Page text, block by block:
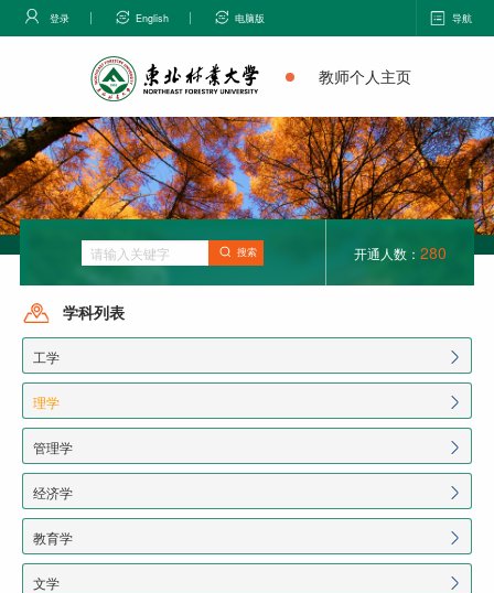
登录 English 电脑版 导航
教师个人主页
搜索 开通人数： 280
学科列表
工学
理学
管理学
经济学
教育学
文学